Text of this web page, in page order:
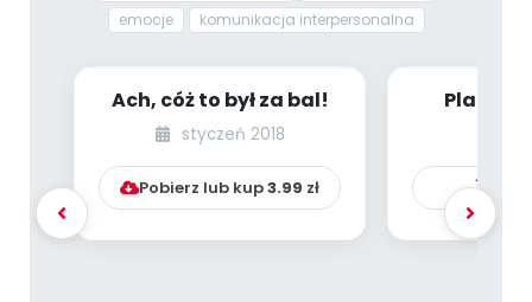
emocje
komunikacja interpersonalna
Ach, cóż to był za bal!
styczeń 2018
Pobierz lub kup3.99 zł
Plakaty